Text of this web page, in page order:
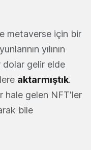
metaverse için bir
yılının
gelir elde
aktarmıştık.
hale gelen NFT'ler
bile